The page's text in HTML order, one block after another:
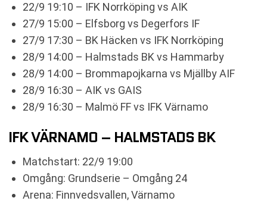
22/9 19:10 – IFK Norrköping vs AIK
27/9 15:00 – Elfsborg vs Degerfors IF
27/9 17:30 – BK Häcken vs IFK Norrköping
28/9 14:00 – Halmstads BK vs Hammarby
28/9 14:00 – Brommapojkarna vs Mjällby AIF
28/9 16:30 – AIK vs GAIS
28/9 16:30 – Malmö FF vs IFK Värnamo
IFK VÄRNAMO – HALMSTADS BK
Matchstart: 22/9 19:00
Omgång: Grundserie – Omgång 24
Arena: Finnvedsvallen, Värnamo